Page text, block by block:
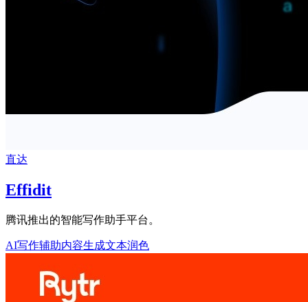
直达
Effidit
腾讯推出的智能写作助手平台。
AI写作辅助内容生成文本润色